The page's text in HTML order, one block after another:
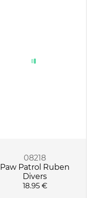
08218
Paw Patrol Ruben
Divers
18.95 €